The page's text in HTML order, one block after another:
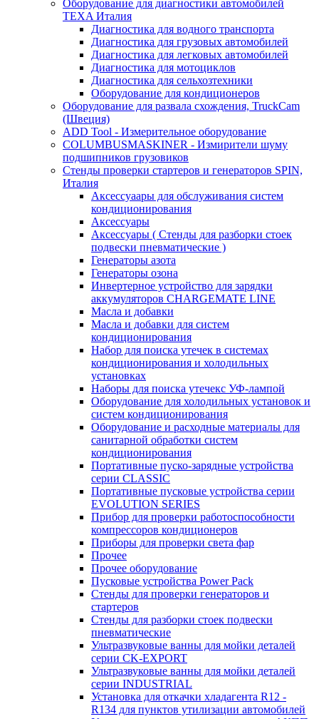
Оборудование для диагностики автомобилей
TEXA Италия
Диагностика для водного транспорта
Диагностика для грузовых автомобилей
Диагностика для легковых автомобилей
Диагностика для мотоциклов
Диагностика для сельхозтехники
Оборудование для кондиционеров
Оборудование для развала схождения, TruckCam
(Швеция)
ADD Tool - Измерительное оборудование
COLUMBUSMASKINER - Измирители шуму
подшипников грузовиков
Стенды проверки стартеров и генераторов SPIN,
Италия
Аксессуаары для обслуживания систем
кондиционирования
Аксессуары
Аксессуары ( Стенды для разборки стоек
подвески пневматические )
Генераторы азота
Генераторы озона
Инвертерное устройство для зарядки
аккумуляторов CHARGEMATE LINE
Масла и добавки
Масла и добавки для систем
кондиционирования
Набор для поиска утечек в системах
кондиционирования и холодильных
установках
Наборы для поиска утечекс УФ-лампой
Оборудование для холодильных установок и
систем кондиционирования
Оборудование и расходные материалы для
санитарной обработки систем
кондиционирования
Портативные пуско-зарядные устройства
серии CLASSIC
Портативные пусковые устройства серии
EVOLUTION SERIES
Прибор для проверки работоспособности
компрессоров кондиционеров
Приборы для проверки света фар
Прочее
Прочее оборудование
Пусковые устройства Power Pack
Стенды для проверки генераторов и
стартеров
Стенды для разборки стоек подвески
пневматические
Ультразвуковые ванны для мойки деталей
серии CK-EXPORT
Ультразвуковые ванны для мойки деталей
серии INDUSTRIAL
Установка для откачки хладагента R12 -
R134 для пунктов утилизации автомобилей